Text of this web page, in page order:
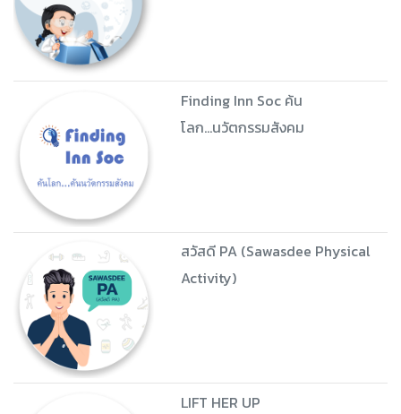
Finding Inn Soc ค้น
โลก...นวัตกรรมสังคม
สวัสดี PA (Sawasdee Physical
Activity)
LIFT HER UP